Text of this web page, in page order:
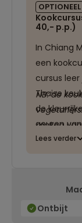
OPTIONEEL
40,- p.p.)
In Chiang
een
cursus
Thaise
de
geuren
het
krijgt om
toepassen.
NB: de
maken
Lees verder
Ontbijt